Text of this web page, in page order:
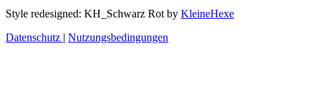
Style redesigned: KH_Schwarz Rot by KleineHexe
Datenschutz | Nutzungsbedingungen